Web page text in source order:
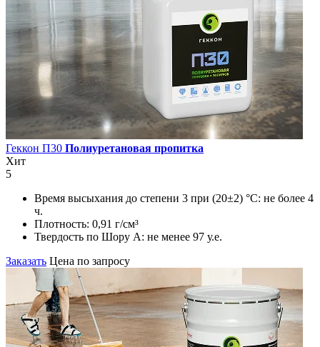
Геккон П30 Полиуретановая пропитка
Хит
5
Время высыхания до степени 3 при (20±2) °С: не более 4
ч.
Плотность: 0,91 г/см³
Твердость по Шору А: не менее 97 у.е.
Заказать Цена по запросу